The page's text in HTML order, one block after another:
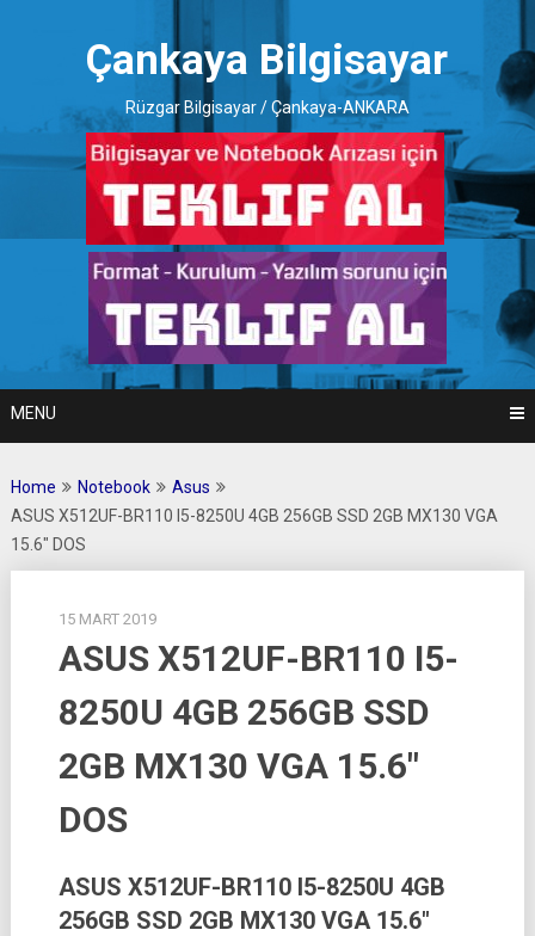
Çankaya Bilgisayar
Rüzgar Bilgisayar / Çankaya-ANKARA
MENU
Home Notebook
Asus
ASUS X512UF-BR110 I5-8250U 4GB 256GB SSD 2GB MX130 VGA
15.6″ DOS
15 MART 2019
ASUS X512UF-BR110 I5-
8250U 4GB 256GB SSD
2GB MX130 VGA 15.6″
DOS
ASUS X512UF-BR110 I5-8250U 4GB
256GB SSD 2GB MX130 VGA 15.6″